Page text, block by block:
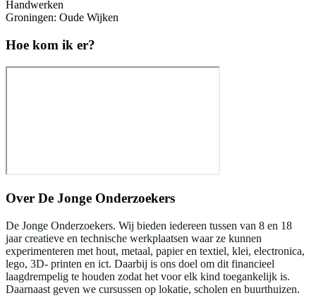
Handwerken
Groningen: Oude Wijken
Hoe kom ik er?
Over De Jonge Onderzoekers
De Jonge Onderzoekers. Wij bieden iedereen tussen van 8 en 18
jaar creatieve en technische werkplaatsen waar ze kunnen
experimenteren met hout, metaal, papier en textiel, klei, electronica,
lego, 3D- printen en ict. Daarbij is ons doel om dit financieel
laagdrempelig te houden zodat het voor elk kind toegankelijk is.
Daarnaast geven we cursussen op lokatie, scholen en buurthuizen.